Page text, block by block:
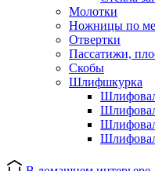
Молотки
Ножницы по
Отвертки
Пассатижи,
Скобы
Шлифшкурка